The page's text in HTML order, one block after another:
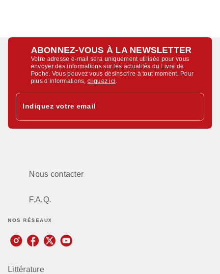
ABONNEZ-VOUS À LA NEWSLETTER
Votre adresse e-mail sera uniquement utilisée pour vous
envoyer des informations sur les actualités du Livre de
Poche. Vous pouvez vous désinscrire à tout moment. Pour
plus d’informations,cliquez ici
Indiquez votre email
Nous contacter
F.A.Q.
NOS RÉSEAUX
Littérature